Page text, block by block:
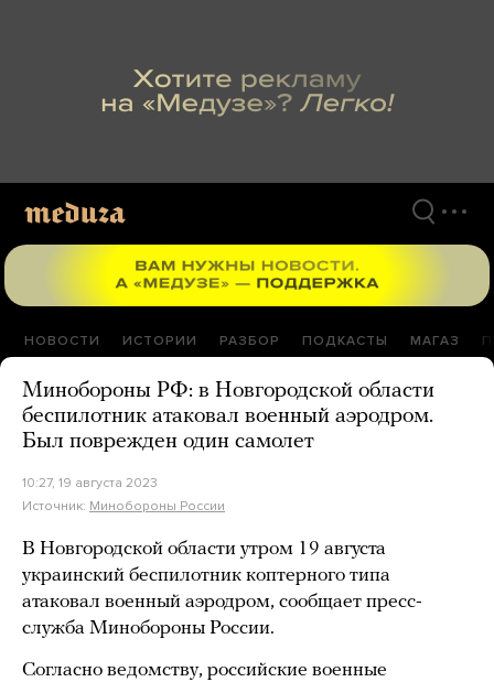
НОВОСТИ ИСТОРИИ РАЗБОР ПОДКАСТЫ МАГАЗ
Минобороны РФ: в Новгородской области
беспилотник атаковал военный аэродром.
Был поврежден один самолет
10:27, 19 августа 2023
Источник: Минобороны России
В Новгородской области утром 19 августа
украинский беспилотник коптерного типа
атаковал военный аэродром, сообщает пресс-
служба Минобороны России.
Согласно ведомству, российские военные